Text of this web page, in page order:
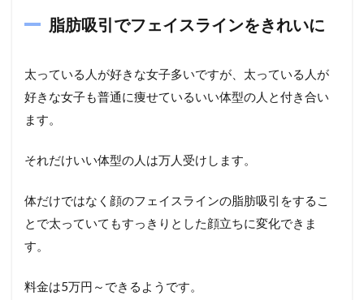
脂肪吸引でフェイスラインをきれいに
太っている人が好きな女子多いですが、太っている人が
好きな女子も普通に痩せているいい体型の人と付き合い
ます。
それだけいい体型の人は万人受けします。
体だけではなく顔のフェイスラインの脂肪吸引をするこ
とで太っていてもすっきりとした顔立ちに変化できま
す。
料金は5万円～できるようです。